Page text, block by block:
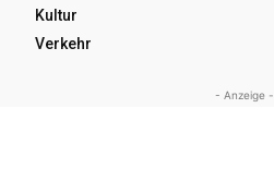
Kultur
Verkehr
- Anzeige -